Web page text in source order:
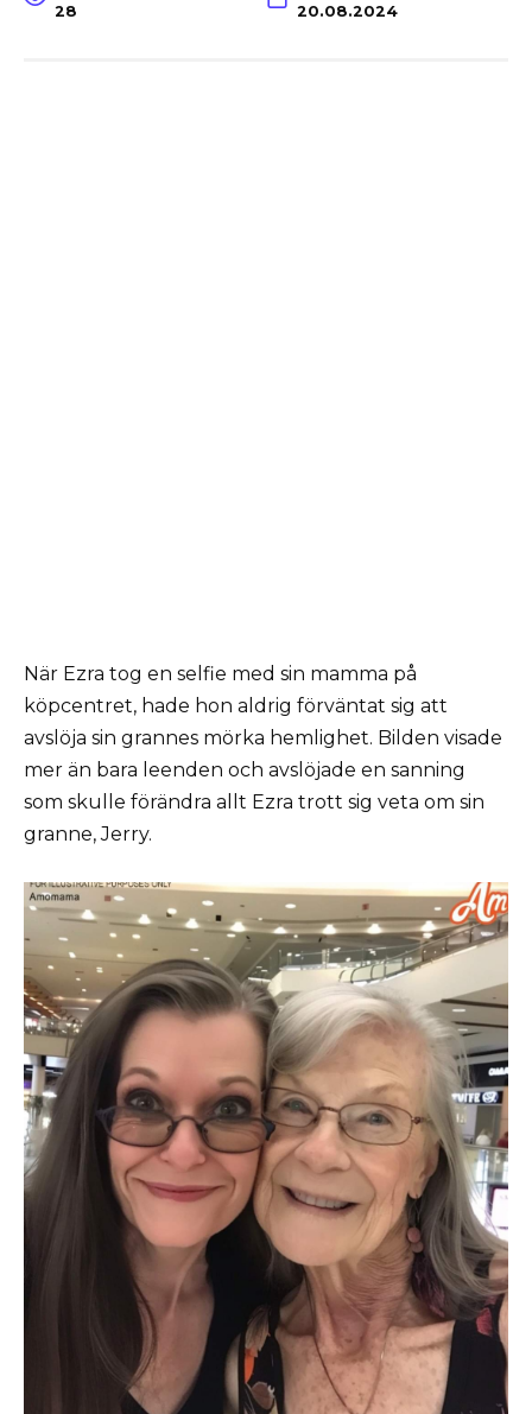
28 20.08.2024
När Ezra tog en selfie med sin mamma på
köpcentret, hade hon aldrig förväntat sig att
avslöja sin grannes mörka hemlighet. Bilden visade
mer än bara leenden och avslöjade en sanning
som skulle förändra allt Ezra trott sig veta om sin
granne, Jerry.